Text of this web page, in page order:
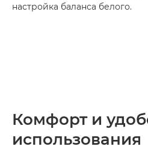
настройка баланса белого.
Комфорт и
использования